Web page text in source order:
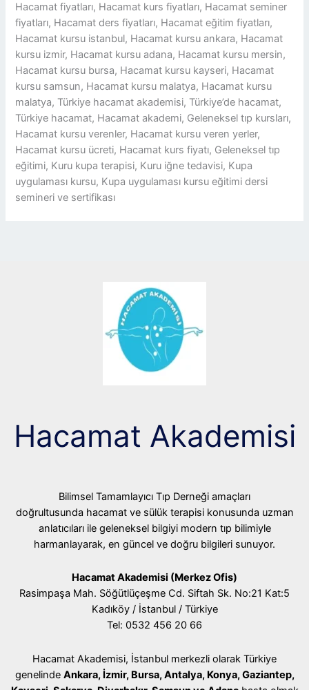
Hacamat fiyatları, Hacamat kurs fiyatları, Hacamat seminer
fiyatları, Hacamat ders fiyatları, Hacamat eğitim fiyatları,
Hacamat kursu istanbul, Hacamat kursu ankara, Hacamat
kursu izmir, Hacamat kursu adana, Hacamat kursu mersin,
Hacamat kursu bursa, Hacamat kursu kayseri, Hacamat
kursu samsun, Hacamat kursu malatya, Hacamat kursu
malatya, Türkiye hacamat akademisi, Türkiye’de hacamat,
Türkiye hacamat, Hacamat akademi, Geleneksel tıp kursları,
Hacamat kursu verenler, Hacamat kursu veren yerler,
Hacamat kursu ücreti, Hacamat kurs fiyatı, Geleneksel tıp
eğitimi, Kuru kupa terapisi, Kuru iğne tedavisi, Kupa
uygulaması kursu, Kupa uygulaması kursu eğitimi dersi
semineri ve sertifikası
Hacamat Akademisi
Bilimsel Tamamlayıcı Tıp Derneği amaçları
doğrultusunda hacamat ve sülük terapisi konusunda uzman
anlatıcıları ile geleneksel bilgiyi modern tıp bilimiyle
harmanlayarak, en güncel ve doğru bilgileri sunuyor.
Hacamat Akademisi (Merkez Ofis)
Rasimpaşa Mah. Söğütlüçeşme Cd. Siftah Sk. No:21 Kat:5
Kadıköy / İstanbul / Türkiye
Tel: 0532 456 20 66
Hacamat Akademisi, İstanbul merkezli olarak Türkiye
genelinde Ankara, İzmir, Bursa, Antalya, Konya, Gaziantep,